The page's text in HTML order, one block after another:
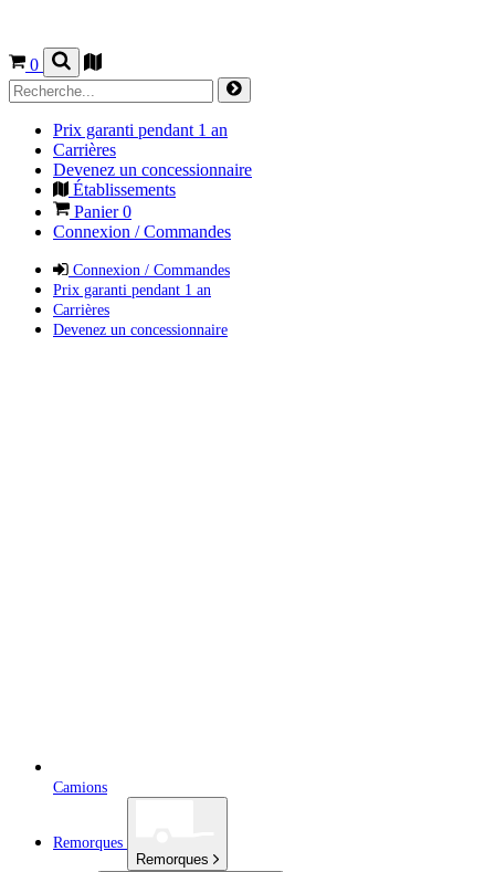
0
Prix garanti pendant 1 an
Carrières
Devenez un concessionnaire
Établissements
Panier0
Connexion / Commandes
Connexion / Commandes
Prix garanti pendant 1 an
Carrières
Devenez un concessionnaire
Camions
Remorques
Remorques